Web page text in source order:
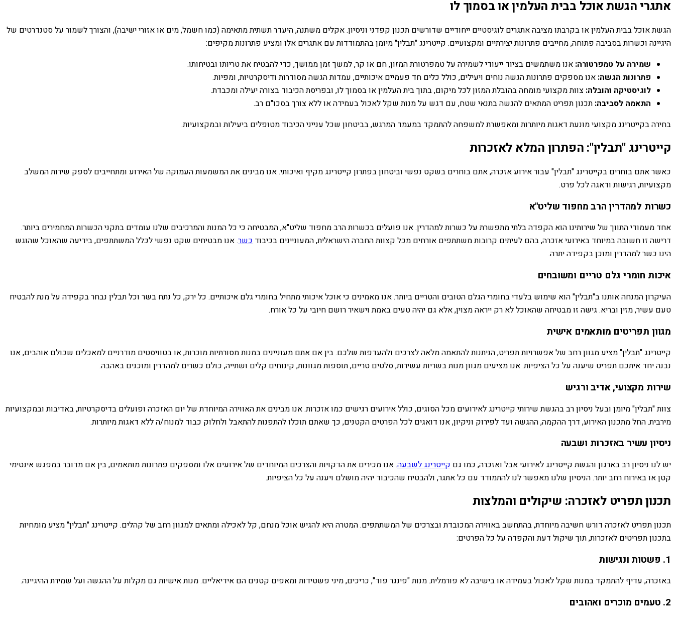
אתגרי הגשת אוכל בבית העלמין או בסמוך לו
הגשת אוכל בבית העלמין או בקרבתו מציבה אתגרים לוגיסטיים ייחודיים שדורשים תכנון קפדני וניסיון. אקלים משתנה, היעדר תשתית מתאימה (כמו חשמל, מים או אזורי ישיבה), והצורך לשמור על סטנדרטים של
היגיינה וכשרות בסביבה פתוחה, מחייבים פתרונות יצירתיים ומקצועיים. קייטרינג "תבלין" מיומן בהתמודדות עם אתגרים אלו ומציע פתרונות מקיפים:
שמירה על טמפרטורה: אנו משתמשים בציוד ייעודי לשמירה על טמפרטורת המזון, חם או קר, למשך זמן ממושך, כדי להבטיח את טריותו ובטיחותו.
פתרונות הגשה: אנו מספקים פתרונות הגשה נוחים ויעילים, כולל כלים חד פעמיים איכותיים, עמדות הגשה מסודרות ודיסקרטיות, ומפיות.
לוגיסטיקה והובלה: צוות מקצועי מומחה בהובלת המזון לכל מיקום, בתוך בית העלמין או בסמוך לו, ובפריסת הכיבוד בצורה יעילה ומכבדת.
התאמה לסביבה: תכנון תפריט המתאים להגשה בתנאי שטח, עם דגש על מנות שקל לאכול בעמידה או ללא צורך בסכו"ם רב.
בחירה בקייטרינג מקצועי מונעת דאגות מיותרות ומאפשרת למשפחה להתמקד במעמד המרגש, בביטחון שכל ענייני הכיבוד מטופלים ביעילות ובמקצועיות.
קייטרינג "תבלין": הפתרון המלא לאזכרות
כאשר אתם בוחרים בקייטרינג "תבלין" עבור אירוע אזכרה, אתם בוחרים בשקט נפשי וביטחון בפתרון קייטרינג מקיף ואיכותי. אנו מבינים את המשמעות העמוקה של האירוע ומתחייבים לספק שירות המשלב
מקצועיות, רגישות ודאגה לכל פרט.
כשרות למהדרין הרב מחפוד שליט"א
אחד מעמודי התווך של שירותינו הוא הקפדה בלתי מתפשרת על כשרות למהדרין. אנו פועלים בכשרות הרב מחפוד שליט"א, המבטיחה כי כל המנות והמרכיבים שלנו עומדים בתקני הכשרות המחמירים ביותר.
דרישה זו חשובה במיוחד באירועי אזכרה, בהם לעיתים קרובות משתתפים אורחים מכל קצוות החברה הישראלית, המעוניינים בכיבוד כשר. אנו מבטיחים שקט נפשי לכלל המשתתפים, בידיעה שהאוכל שהוגש
הינו כשר למהדרין ומוכן בקפידה יתרה.
איכות חומרי גלם טריים ומשובחים
העיקרון המנחה אותנו ב"תבלין" הוא שימוש בלעדי בחומרי הגלם הטובים והטריים ביותר. אנו מאמינים כי אוכל איכותי מתחיל בחומרי גלם איכותיים. כל ירק, כל נתח בשר וכל תבלין נבחר בקפידה על מנת להבטיח
טעם עשיר, מזין ובריא. גישה זו מבטיחה שהאוכל לא רק ייראה מצוין, אלא גם יהיה טעים באמת וישאיר רושם חיובי על כל אורח.
מגוון תפריטים מותאמים אישית
קייטרינג "תבלין" מציע מגוון רחב של אפשרויות תפריט, הניתנות להתאמה מלאה לצרכים ולהעדפות שלכם. בין אם אתם מעוניינים במנות מסורתיות מוכרות, או בטוויסטים מודרניים למאכלים שכולם אוהבים, אנו
נבנה יחד איתכם תפריט שיענה על כל הציפיות. אנו מציעים מגוון מנות בשריות עשירות, סלטים טריים, תוספות מגוונות, קינוחים קלים ושתייה, כולם כשרים למהדרין ומוכנים באהבה.
שירות מקצועי, אדיב ורגיש
צוות "תבלין" מיומן ובעל ניסיון רב בהגשת שירותי קייטרינג לאירועים מכל הסוגים, כולל אירועים רגישים כמו אזכרות. אנו מבינים את האווירה המיוחדת של יום האזכרה ופועלים בדיסקרטיות, באדיבות ובמקצועיות
מירבית. החל מתכנון האירוע, דרך ההקמה, ההגשה ועד לפירוק וניקיון, אנו דואגים לכל הפרטים הקטנים, כך שאתם תוכלו להתפנות להתאבל ולחלוק כבוד למנוח/ה ללא דאגות מיותרות.
ניסיון עשיר באזכרות ושבעה
יש לנו ניסיון רב בארגון והגשת קייטרינג לאירועי אבל ואזכרה, כמו גם קייטרינג לשבעה. אנו מכירים את הדקויות והצרכים המיוחדים של אירועים אלו ומספקים פתרונות מותאמים, בין אם מדובר במפגש אינטימי
קטן או באירוח רחב יותר. הניסיון שלנו מאפשר לנו להתמודד עם כל אתגר, ולהבטיח שהכיבוד יהיה מושלם ויענה על כל הציפיות.
תכנון תפריט לאזכרה: שיקולים והמלצות
תכנון תפריט לאזכרה דורש חשיבה מיוחדת, בהתחשב באווירה המכובדת ובצרכים של המשתתפים. המטרה היא להגיש אוכל מנחם, קל לאכילה ומתאים למגוון רחב של קהלים. קייטרינג "תבלין" מציע מומחיות
בתכנון תפריטים לאזכרות, תוך שיקול דעת והקפדה על כל הפרטים:
1. פשטות ונגישות
באזכרה, עדיף להתמקד במנות שקל לאכול בעמידה או בישיבה לא פורמלית. מנות "פינגר פוד", כריכים, מיני פשטידות ומאפים קטנים הם אידיאליים. מנות אישיות גם מקלות על ההגשה ועל שמירת ההיגיינה.
2. טעמים מוכרים ואהובים